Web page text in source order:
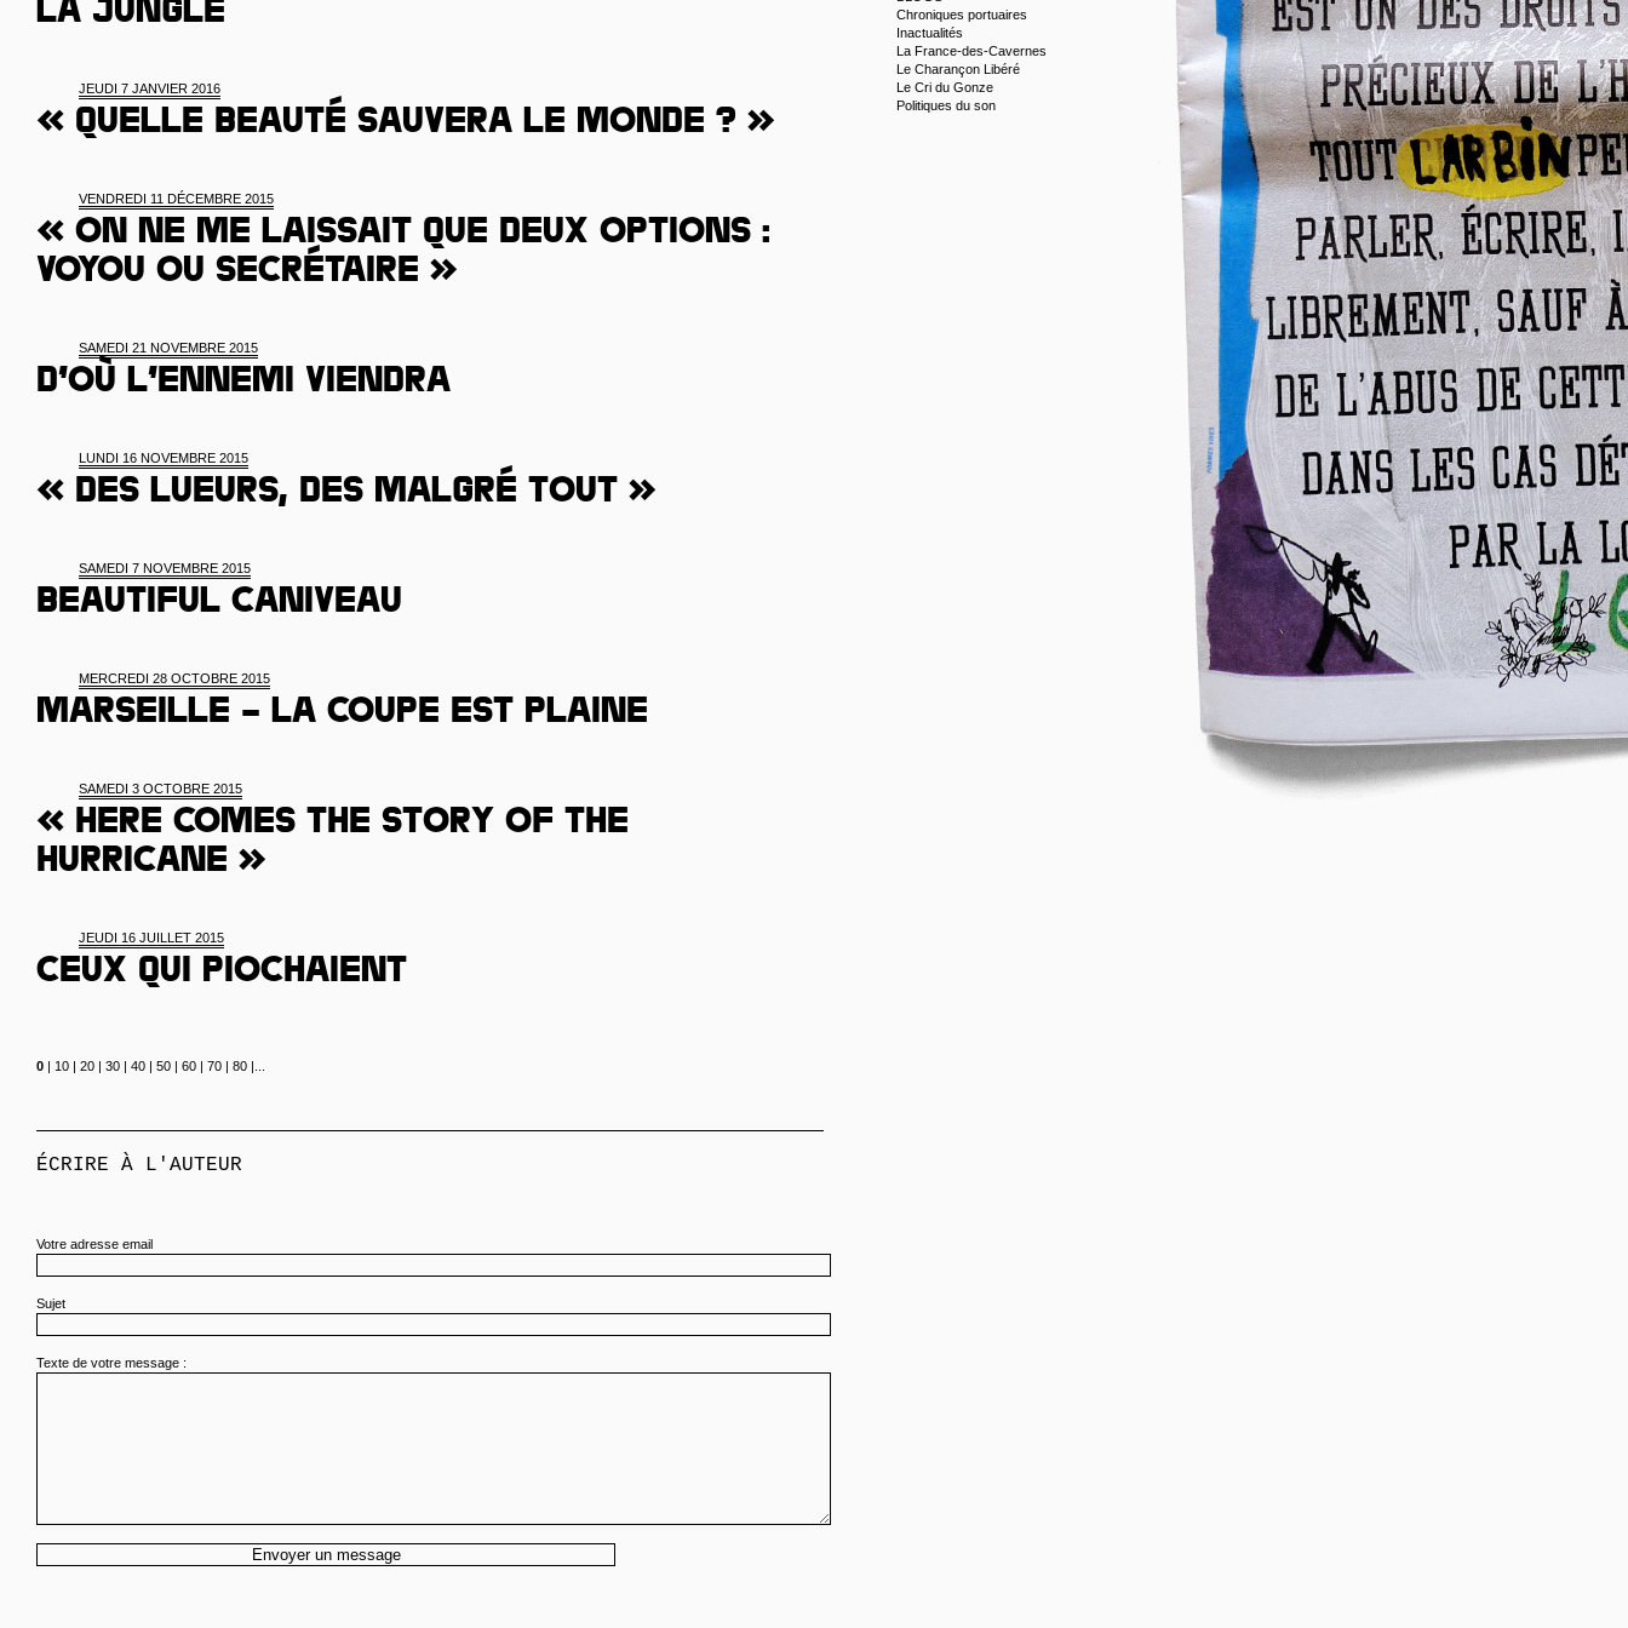
la Jungle
JEUDI 7 JANVIER 2016
« Quelle beauté sauvera le monde ? »
VENDREDI 11 DÉCEMBRE 2015
« On ne me laissait que deux options :
voyou ou secrétaire »
SAMEDI 21 NOVEMBRE 2015
D’où l’ennemi viendra
LUNDI 16 NOVEMBRE 2015
« Des lueurs, des malgré tout »
SAMEDI 7 NOVEMBRE 2015
Beautiful caniveau
MERCREDI 28 OCTOBRE 2015
Marseille – la coupe est Plaine
SAMEDI 3 OCTOBRE 2015
« Here comes the story of the
Hurricane »
JEUDI 16 JUILLET 2015
Ceux qui piochaient
0 | 10 | 20 | 30 | 40 | 50 | 60 | 70 | 80 |
ÉCRIRE À L'AUTEUR
Votre adresse email
Sujet
Texte de votre message :
Chroniques portuaires
Inactualités
La France-des-Cavernes
Le Charançon Libéré
Le Cri du Gonze
Politiques du son